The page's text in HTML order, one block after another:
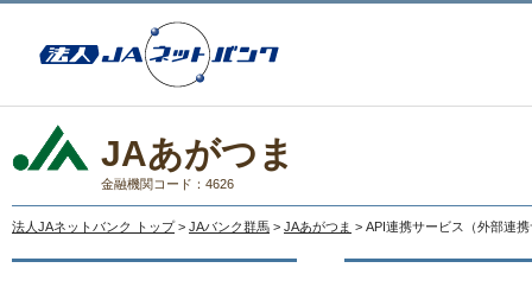
JAあがつま
金融機関コード：4626
法人JAネットバンク トップ > JAバンク群馬 > JAあがつま > API連携サービス（外部連